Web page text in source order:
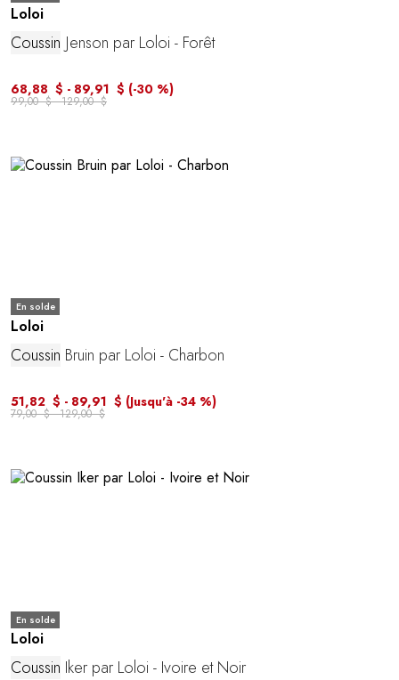
Loloi
Coussin Jenson par Loloi - Forêt
68,88 $ - 89,91 $ (-30 %)
99,00 $ - 129,00 $
En solde
Loloi
Coussin Bruin par Loloi - Charbon
51,82 $ - 89,91 $ (Jusqu'à -34 %)
79,00 $ - 129,00 $
En solde
Loloi
Coussin Iker par Loloi - Ivoire et Noir